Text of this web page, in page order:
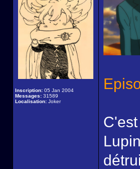
Inscription: 05 Jan 2004
Messages: 31589
Localisation: Joker